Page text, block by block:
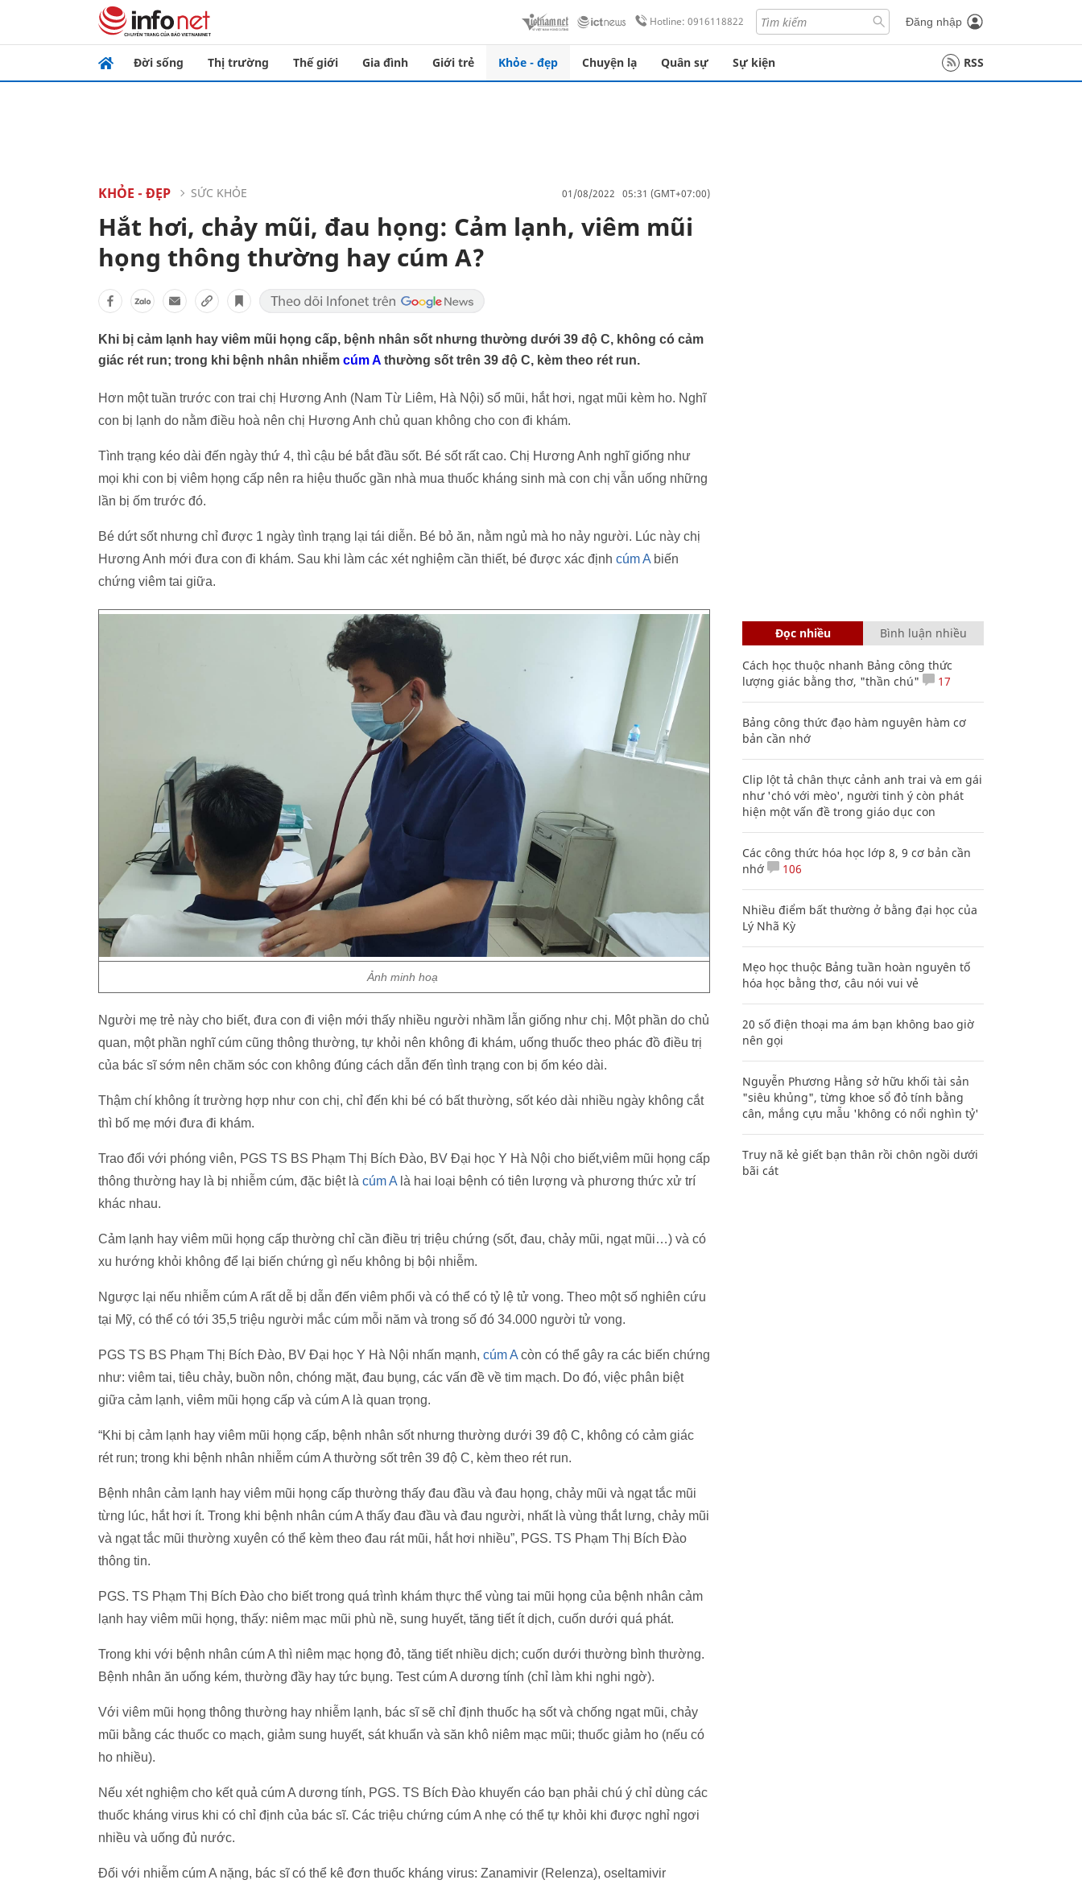
Hotline: 0916118822 Đăng nhập
Đời sống Thị trường Thế giới Gia đình Giới trẻ Khỏe - đẹp Chuyện lạ Quân sự Sự kiện RSS
KHỎE - ĐẸP SỨC KHỎE 01/08/2022 05:31 (GMT+07:00)
Hắt hơi, chảy mũi, đau họng: Cảm lạnh, viêm mũi
họng thông thường hay cúm A?
Khi bị cảm lạnh hay viêm mũi họng cấp, bệnh nhân sốt nhưng thường dưới 39 độ C, không có cảm
giác rét run; trong khi bệnh nhân nhiễm cúm A thường sốt trên 39 độ C, kèm theo rét run.
Hơn một tuần trước con trai chị Hương Anh (Nam Từ Liêm, Hà Nội) sổ mũi, hắt hơi, ngạt mũi kèm ho. Nghĩ
con bị lạnh do nằm điều hoà nên chị Hương Anh chủ quan không cho con đi khám.
Tình trạng kéo dài đến ngày thứ 4, thì cậu bé bắt đầu sốt. Bé sốt rất cao. Chị Hương Anh nghĩ giống như
mọi khi con bị viêm họng cấp nên ra hiệu thuốc gần nhà mua thuốc kháng sinh mà con chị vẫn uống những
lần bị ốm trước đó.
Bé dứt sốt nhưng chỉ được 1 ngày tình trạng lại tái diễn. Bé bỏ ăn, nằm ngủ mà ho nảy người. Lúc này chị
Hương Anh mới đưa con đi khám. Sau khi làm các xét nghiệm cần thiết, bé được xác định cúm A biến
chứng viêm tai giữa.
Ảnh minh hoạ
Người mẹ trẻ này cho biết, đưa con đi viện mới thấy nhiều người nhầm lẫn giống như chị. Một phần do chủ
quan, một phần nghĩ cúm cũng thông thường, tự khỏi nên không đi khám, uống thuốc theo phác đồ điều trị
của bác sĩ sớm nên chăm sóc con không đúng cách dẫn đến tình trạng con bị ốm kéo dài.
Thậm chí không ít trường hợp như con chị, chỉ đến khi bé có bất thường, sốt kéo dài nhiều ngày không cắt
thì bố mẹ mới đưa đi khám.
Trao đổi với phóng viên, PGS TS BS Phạm Thị Bích Đào, BV Đại học Y Hà Nội cho biết,viêm mũi họng cấp
thông thường hay là bị nhiễm cúm, đặc biệt là cúm A là hai loại bệnh có tiên lượng và phương thức xử trí
khác nhau.
Cảm lạnh hay viêm mũi họng cấp thường chỉ cần điều trị triệu chứng (sốt, đau, chảy mũi, ngạt mũi…) và có
xu hướng khỏi không để lại biến chứng gì nếu không bị bội nhiễm.
Ngược lại nếu nhiễm cúm A rất dễ bị dẫn đến viêm phổi và có thể có tỷ lệ tử vong. Theo một số nghiên cứu
tại Mỹ, có thể có tới 35,5 triệu người mắc cúm mỗi năm và trong số đó 34.000 người tử vong.
PGS TS BS Phạm Thị Bích Đào, BV Đại học Y Hà Nội nhấn mạnh, cúm A còn có thể gây ra các biến chứng
như: viêm tai, tiêu chảy, buồn nôn, chóng mặt, đau bụng, các vấn đề về tim mạch. Do đó, việc phân biệt
giữa cảm lạnh, viêm mũi họng cấp và cúm A là quan trọng.
“Khi bị cảm lạnh hay viêm mũi họng cấp, bệnh nhân sốt nhưng thường dưới 39 độ C, không có cảm giác
rét run; trong khi bệnh nhân nhiễm cúm A thường sốt trên 39 độ C, kèm theo rét run.
Bệnh nhân cảm lạnh hay viêm mũi họng cấp thường thấy đau đầu và đau họng, chảy mũi và ngạt tắc mũi
từng lúc, hắt hơi ít. Trong khi bệnh nhân cúm A thấy đau đầu và đau người, nhất là vùng thắt lưng, chảy mũi
và ngạt tắc mũi thường xuyên có thể kèm theo đau rát mũi, hắt hơi nhiều”, PGS. TS Phạm Thị Bích Đào
thông tin.
PGS. TS Phạm Thị Bích Đào cho biết trong quá trình khám thực thể vùng tai mũi họng của bệnh nhân cảm
lạnh hay viêm mũi họng, thấy: niêm mạc mũi phù nề, sung huyết, tăng tiết ít dịch, cuốn dưới quá phát.
Trong khi với bệnh nhân cúm A thì niêm mạc họng đỏ, tăng tiết nhiều dịch; cuốn dưới thường bình thường.
Bệnh nhân ăn uống kém, thường đầy hay tức bụng. Test cúm A dương tính (chỉ làm khi nghi ngờ).
Với viêm mũi họng thông thường hay nhiễm lạnh, bác sĩ sẽ chỉ định thuốc hạ sốt và chống ngạt mũi, chảy
mũi bằng các thuốc co mạch, giảm sung huyết, sát khuẩn và săn khô niêm mạc mũi; thuốc giảm ho (nếu có
ho nhiều).
Nếu xét nghiệm cho kết quả cúm A dương tính, PGS. TS Bích Đào khuyến cáo bạn phải chú ý chỉ dùng các
thuốc kháng virus khi có chỉ định của bác sĩ. Các triệu chứng cúm A nhẹ có thể tự khỏi khi được nghỉ ngơi
nhiều và uống đủ nước.
Đối với nhiễm cúm A nặng, bác sĩ có thể kê đơn thuốc kháng virus: Zanamivir (Relenza), oseltamivir
Đọc nhiều Bình luận nhiều
Cách học thuộc nhanh Bảng công thức
lượng giác bằng thơ, "thần chú"
17
Bảng công thức đạo hàm nguyên hàm cơ
bản cần nhớ
Clip lột tả chân thực cảnh anh trai và em gái
như 'chó với mèo', người tinh ý còn phát
hiện một vấn đề trong giáo dục con
Các công thức hóa học lớp 8, 9 cơ bản cần
nhớ
106
Nhiều điểm bất thường ở bằng đại học của
Lý Nhã Kỳ
Mẹo học thuộc Bảng tuần hoàn nguyên tố
hóa học bằng thơ, câu nói vui vẻ
20 số điện thoại ma ám bạn không bao giờ
nên gọi
Nguyễn Phương Hằng sở hữu khối tài sản
"siêu khủng", từng khoe sổ đỏ tính bằng
cân, mắng cựu mẫu 'không có nổi nghìn tỷ'
Truy nã kẻ giết bạn thân rồi chôn ngồi dưới
bãi cát